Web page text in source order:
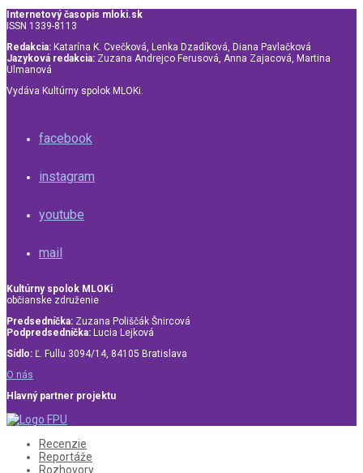
Internetový časopis mloki.sk
ISSN 1339-8113
Redakcia: Katarína K. Cvečková, Lenka Dzadíková, Diana Pavlačková
Jazyková redakcia: Zuzana Andrejco Ferusová, Anna Zajacová, Martina
Ulmanová
Vydáva Kultúrny spolok MLOKi.
facebook
instagram
youtube
mail
Kultúrny spolok MLOKi
občianske združenie
Predsedníčka: Zuzana Poliščák Šnircová
Podpredsedníčka: Lucia Lejková
Sídlo: Ľ. Fullu 3094/14, 84105 Bratislava
O nás
Hlavný partner projektu
Recenzie
Reportáže
Rozhovory